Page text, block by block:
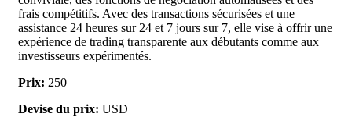
frais compétitifs. Avec des transactions sécurisées et une
assistance 24 heures sur 24 et 7 jours sur 7, elle vise à offrir une
expérience de trading transparente aux débutants comme aux
investisseurs expérimentés.
Prix: 250
Devise du prix: USD